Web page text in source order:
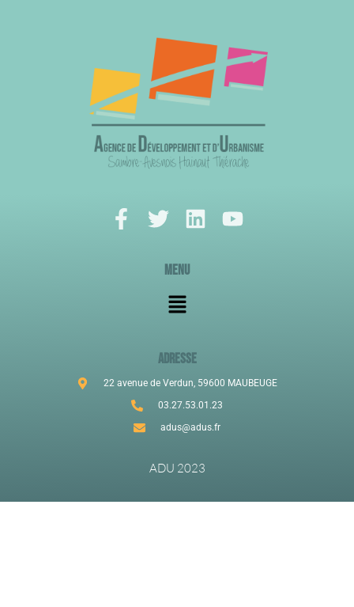
Menu
ADRESSE
22 avenue de Verdun, 59600 MAUBEUGE
03.27.53.01.23
adus@adus.fr
ADU 2023